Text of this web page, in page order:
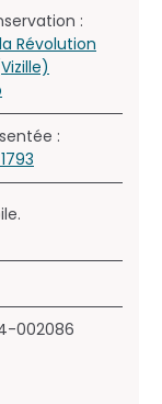
:
Révolution
:
002086